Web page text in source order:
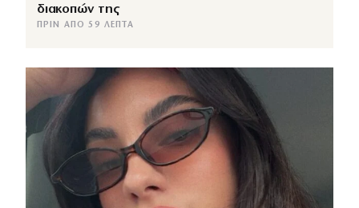
διακοπών της
ΠΡΙΝ ΑΠΌ 59 ΛΕΠΤΆ